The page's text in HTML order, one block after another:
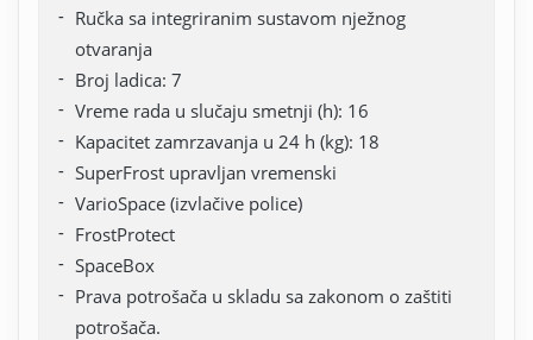
Ručka sa integriranim sustavom nježnog
otvaranja
Broj ladica: 7
Vreme rada u slučaju smetnji (h): 16
Kapacitet zamrzavanja u 24 h (kg): 18
SuperFrost upravljan vremenski
VarioSpace (izvlačive police)
FrostProtect
SpaceBox
Prava potrošača u skladu sa zakonom o zaštiti
potrošača.